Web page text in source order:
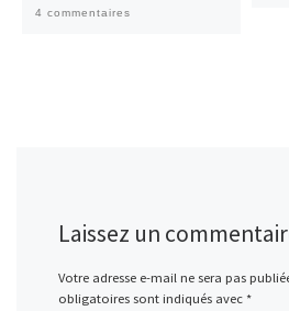
4 commentaires
Laissez un
Votre adresse e-mail ne sera pas
obligatoires sont indiqués avec *